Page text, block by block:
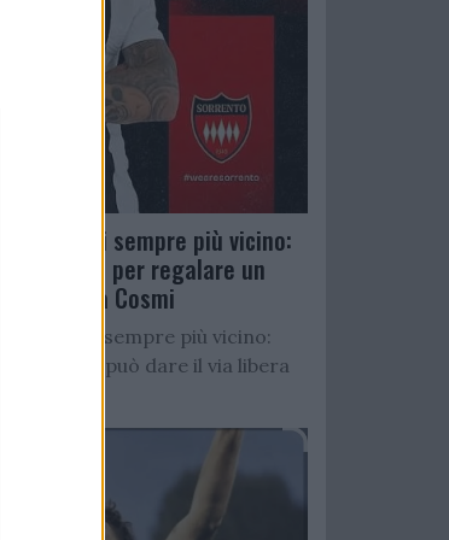
D’Ursi sempre più vicino:
accelera per regalare un
a Cosmi
D’Ursi sempre più vicino:
Sorrento può dare il via libera